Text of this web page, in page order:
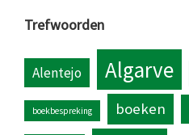
Trefwoorden
Alentejo Algarve
boekbespreking boeken